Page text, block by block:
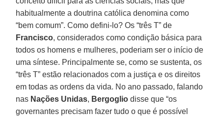
habitualmente a doutrina católica denomina como
“bem comum”. Como defini-lo? Os “três T” de
Francisco, considerados como condição básica para
todos os homens e mulheres, poderiam ser o início de
uma síntese. Principalmente se, como se sustenta, os
“três T” estão relacionados com a justiça e os direitos
em todas as ordens da vida. No ano passado, falando
nas Nações Unidas, Bergoglio disse que “os
governantes precisam fazer tudo o que é possível